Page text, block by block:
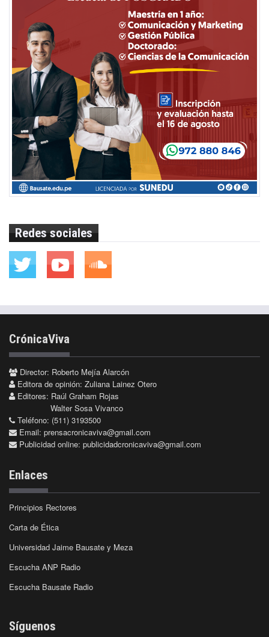
Redes sociales
CrónicaViva
Director: Roberto Mejía Alarcón
Editora de opinión: Zuliana Lainez Otero
Editores: Raúl Graham Rojas
Walter Sosa Vivanco
Teléfono: (511) 3193500
Email: prensacronicaviva@gmail.com
Publicidad online: publicidadcronicaviva@gmail.com
Enlaces
Principios Rectores
Carta de Ética
Universidad Jaime Bausate y Meza
Escucha ANP Radio
Escucha Bausate Radio
Síguenos